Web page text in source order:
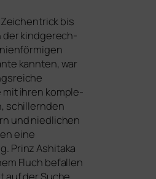
bis
der kind­ge­rech­
kann­ten, war
mit ihren kom­ple­
schil­lern­den
und nied­li­chen
eine
Prinz Ashitaka
Fluch befal­len